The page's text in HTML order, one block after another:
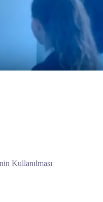
Kullanılması